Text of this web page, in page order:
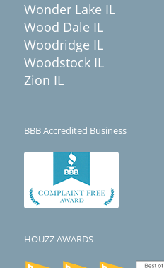
Wonder Lake IL
Wood Dale IL
Woodridge IL
Woodstock IL
Zion IL
BBB Accredited Business
HOUZZ AWARDS